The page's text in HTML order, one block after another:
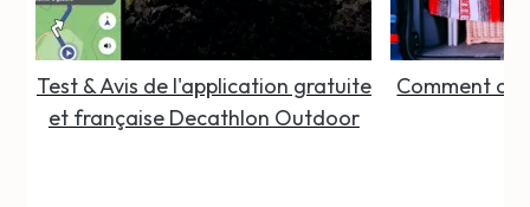
Test & Avis de l'application gratuite
et française Decathlon Outdoor
Comment